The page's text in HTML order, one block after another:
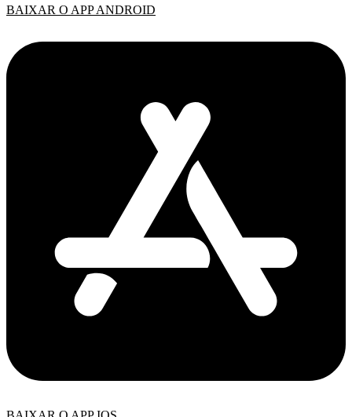
BAIXAR O APP ANDROID